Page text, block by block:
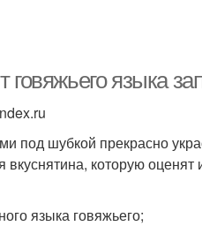
говяжьего языка
под шубкой прекрасно
вкуснятина, которую
языка говяжьего;